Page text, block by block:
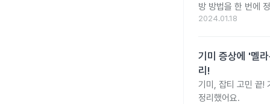
방 방법을 한 번에
2024.01.18
기미 증상에 '멜
리!
기미, 잡티 고민 끝!
정리했어요.